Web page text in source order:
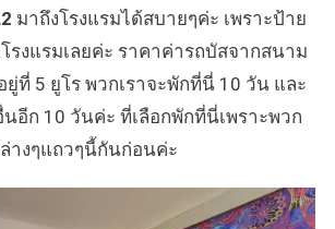
มาถึงโรงแรมได้สบายๆค่ะ เพราะป้าย
รงแรมเลยค่ะ ราคาค่ารถบัสจากสนาม
ที่ 5 ยูโร พวกเราจะพักที่นี่ 10 วัน และ
อีก 10 วันค่ะ ที่เลือกพักที่นี่เพราะพวก
างๆแถวๆนี้กันก่อนค่ะ